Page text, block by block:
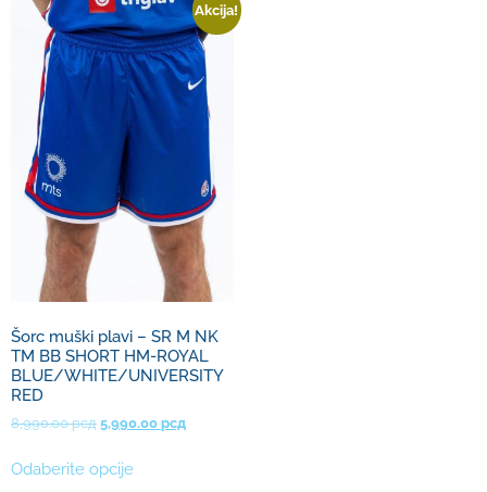
Akcija!
Šorc muški plavi – SR M NK
TM BB SHORT HM-ROYAL
BLUE/WHITE/UNIVERSITY
RED
8,990.00рсд 5,990.00 рсд
Odaberite opcije